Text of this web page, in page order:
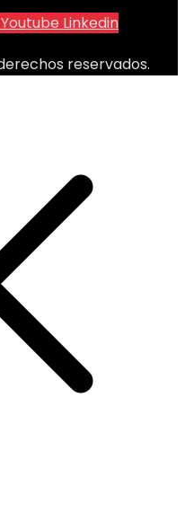
Youtube Linkedin
reservados.